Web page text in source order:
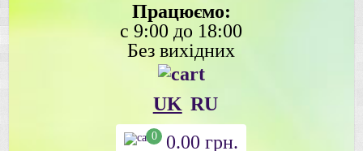
Працюємо:
с 9:00 до 18:00
Без вихідних
UK RU
0 0.00грн.